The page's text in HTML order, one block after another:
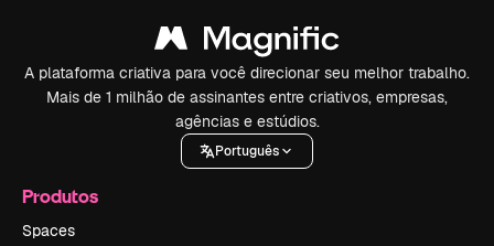
A plataforma criativa para você direcionar seu melhor trabalho.
Mais de 1 milhão de assinantes entre criativos, empresas,
agências e estúdios.
Português
Produtos
Spaces